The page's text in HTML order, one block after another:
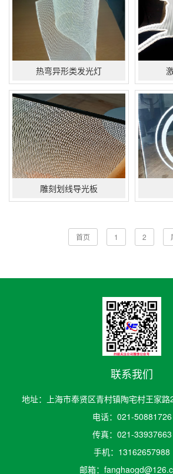
热弯异形类发光灯
雕刻划线导光板
首页 1 2
联系我们
地址：上海市奉贤区青村镇陶宅村王家
电话：021-50881726
传真：021-33937663
手机：13162657988
邮箱：